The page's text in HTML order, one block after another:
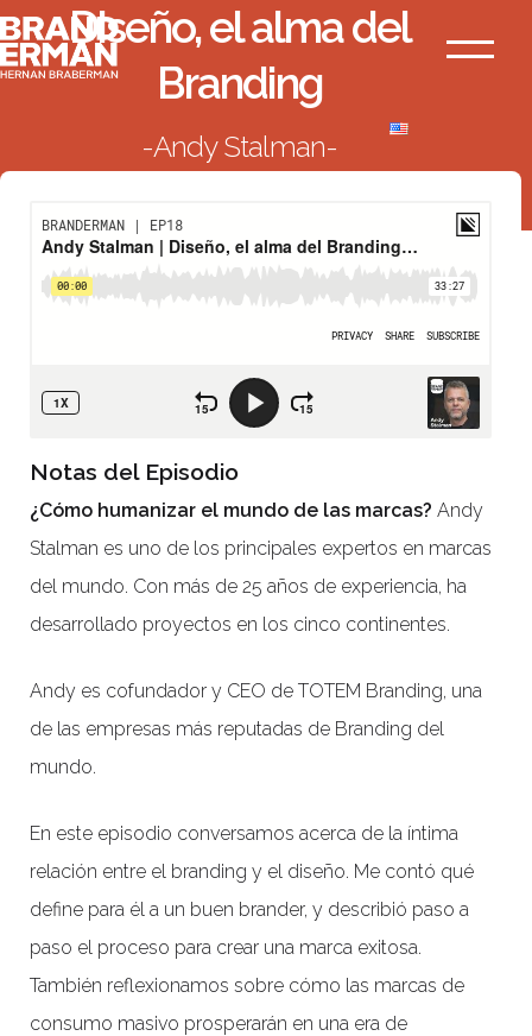
Ir
al
Branderman
Menú
Diseño, el alma del
Branding
Andy Stalman
Notas del Episodio
¿Cómo humanizar el mundo de las marcas? Andy
Stalman es uno de los principales expertos en marcas
del mundo. Con más de 25 años de experiencia, ha
desarrollado proyectos en los cinco continentes.
Andy es cofundador y CEO de TOTEM Branding, una
de las empresas más reputadas de Branding del
mundo.
En este episodio conversamos acerca de la íntima
relación entre el branding y el diseño. Me contó qué
define para él a un buen brander, y describió paso a
paso el proceso para crear una marca exitosa.
También reflexionamos sobre cómo las marcas de
consumo masivo prosperarán en una era de